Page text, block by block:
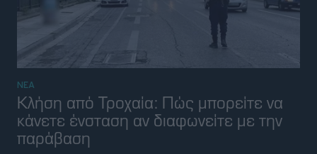
ΝΕΑ
Κλήση από Τροχαία: Πώς μπορείτε να
κάνετε ένσταση αν διαφωνείτε με την
παράβαση